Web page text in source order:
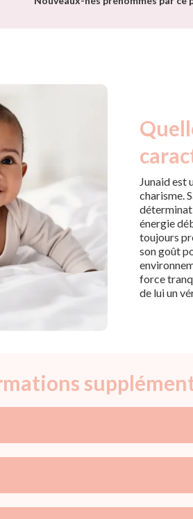
Junaid est
charisme.
énergie
toujours
son goût
force
de lui un